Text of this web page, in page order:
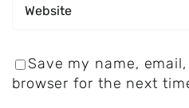
Save my name,
browser for the next